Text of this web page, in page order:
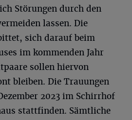
Störungen durch den
lassen. Die
sich darauf beim
im kommenden Jahr
sollen hiervon
bleiben. Die Trauungen
2023 im Schirrhof
stattfinden. Sämtliche